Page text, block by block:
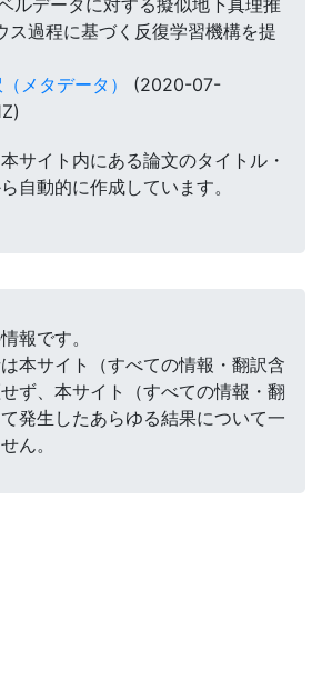
ルデータに対する擬似地下真理推
ス過程に基づく反復学習機構を提
メタデータ）
(2020-07-
サイト内にある論文のタイトル・
自動的に作成しています。
報です。
本サイト（すべての情報・翻訳含
ず、本サイト（すべての情報・翻
発生したあらゆる結果について一
ん。